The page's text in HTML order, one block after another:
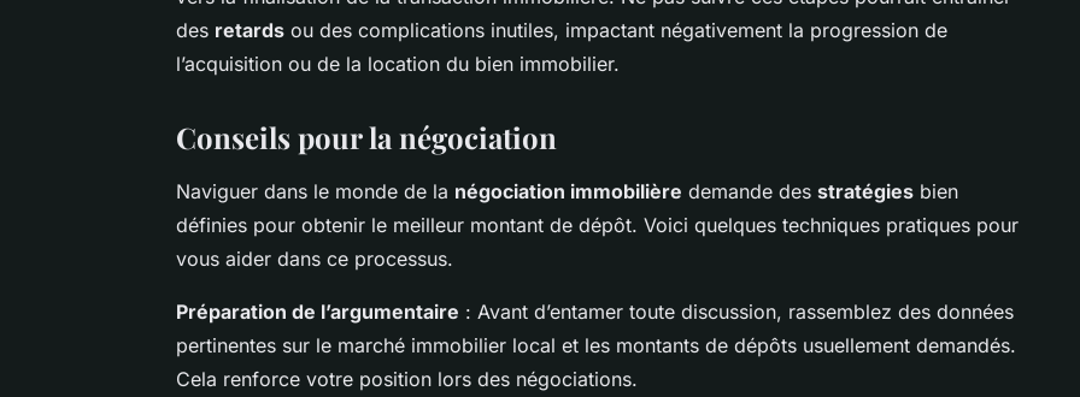
des retards ou des complications inutiles, impactant négativement la progression de
l’acquisition ou de la location du bien immobilier.
Conseils pour la négociation
Naviguer dans le monde de la négociation immobilière demande des stratégies bien
définies pour obtenir le meilleur montant de dépôt. Voici quelques techniques pratiques pour
vous aider dans ce processus.
Préparation de l’argumentaire : Avant d’entamer toute discussion, rassemblez des données
pertinentes sur le marché immobilier local et les montants de dépôts usuellement demandés.
Cela renforce votre position lors des négociations.